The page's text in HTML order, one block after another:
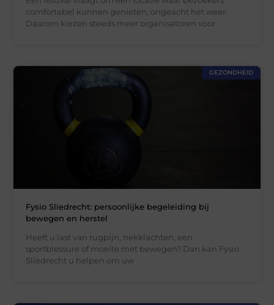
comfortabel kunnen genieten, ongeacht het weer.
Daarom kiezen steeds meer organisatoren voor
GEZONDHEID
Fysio Sliedrecht: persoonlijke begeleiding bij
bewegen en herstel
Heeft u last van rugpijn, nekklachten, een
sportblessure of moeite met bewegen? Dan kan Fysio
Sliedrecht u helpen om uw